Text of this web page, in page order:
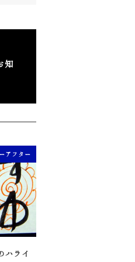
知
アフター
ハライ